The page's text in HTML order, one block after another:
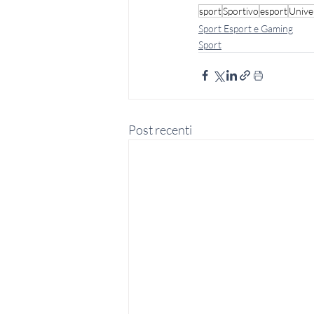
sportSportivoesport
Sport Esport e Gaming
Sport
Post recenti